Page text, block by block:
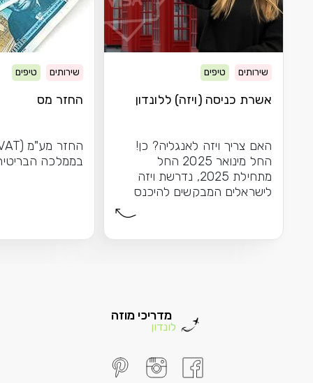
שירותים טיפים
אשרת כניסה (ויזה) ללונדון
האם צריך ויזה לאנגליה? כן!
החל מינואר 2025 החל
מתחילת 2025, נדרשת ויזה
לישראלים המבקשים להיכנס
שירותים טיפים
החזר מס
בממלכה
מדריכי מוזה
לונדון